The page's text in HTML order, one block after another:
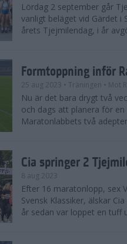
Lördag 2 september går
vanligt beläget vid Gärdet i
årets Tjejmilendag, i år
Formtoppning inför
25 aug 2023 • Träningen • Mot
Nu är det bara drygt två
och dags att planera för
Maratonlabbets två
Cia springer 2
8 aug 2023
Efter 16 maratonlopp, sex
Svensk Klassiker, älskar
år sedan var loppet en tuff